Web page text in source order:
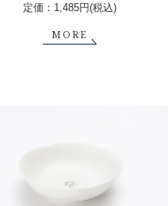
定価：1,485円(税込)
MORE